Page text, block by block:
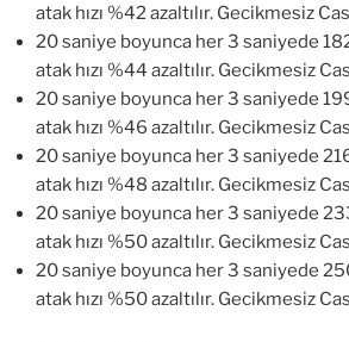
atak hızı %42 azaltılır. Gecikmesiz
20 saniye boyunca her 3 saniyede
atak hızı %44 azaltılır. Gecikmesiz
20 saniye boyunca her 3 saniyede
atak hızı %46 azaltılır. Gecikmesiz
20 saniye boyunca her 3 saniyede
atak hızı %48 azaltılır. Gecikmesiz
20 saniye boyunca her 3 saniyede
atak hızı %50 azaltılır. Gecikmesiz
20 saniye boyunca her 3 saniyede
atak hızı %50 azaltılır. Gecikmesiz